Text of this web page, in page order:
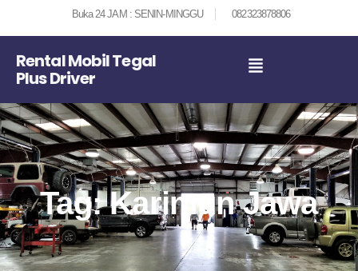
Buka 24 JAM : SENIN-MINGGU 082323878806
Rental Mobil Tegal
Plus Driver
Tag: Karimun Jawa